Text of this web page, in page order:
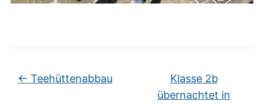
← Teehüttenabbau
Klasse 2b
übernachtet in